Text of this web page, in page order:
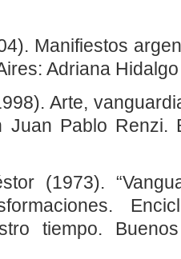
Manifiestos
Adriana
Arte,
Juan Pablo Renzi.
(1973).
tiempo.